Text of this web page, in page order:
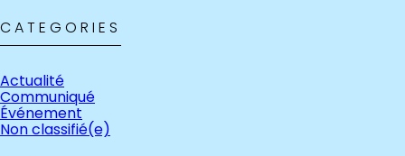
CATEGORIES
Actualité
Communiqué
Événement
Non classifié(e)